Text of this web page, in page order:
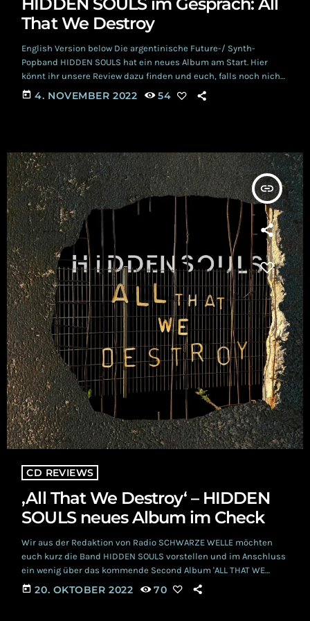
That We Destroy
English Version below Die argentinische Future-/ Synth-
Popband HIDDEN SOULS hat ein neues Album am Start. Hier
könnt ihr unsere Review dazu finden und euch, falls noch nicht
geschehen, ein ausführliches Bild davon machen. Im
Zusammenhang mit dem Release haben wir uns,
man es […]
today 4. NOVEMBER 2022 54
insert_link
CD REVIEWS
‚All That We Destroy‘ – HIDDEN
SOULS neues Album im Check
Wir aus der Redaktion von Radio SCHWARZE WELLE möchten
euch kurz die Band HIDDEN SOULS vorstellen und im Anschluss
ein wenig über das kommende Second Album 'ALL THAT WE
DESTROY' berichten. Die Single "I WAS THERE“ ist bereits seit
dem 7. Oktober 2022 auf den Markt und hatte schon von uns
today 20. OKTOBER 2022 70